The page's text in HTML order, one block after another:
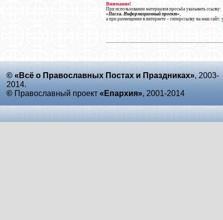
Внимание!
При использовании материалов просьба указывать ссылку:
«Пасха. Информационный проект»
а при размещении в интернете – гиперссылку на наш сайт:
© «Всё о Православных Постах и Праздниках», 2003-
2014.
© Православный проект «Епархия», 2001-2014